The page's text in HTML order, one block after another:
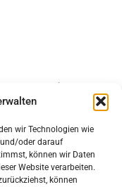
wir Technologien wie
oder darauf
können wir Daten
Website verarbeiten.
können
Impressum
Datenschutz
stadtplaner Part